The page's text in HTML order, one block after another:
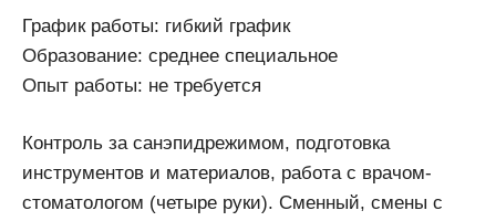
График работы: гибкий график
Образование: среднее специальное
Опыт работы: не требуется
Контроль за санэпидрежимом, подготовка
инструментов и материалов, работа с врачом-
стоматологом (четыре руки). Сменный, смены с